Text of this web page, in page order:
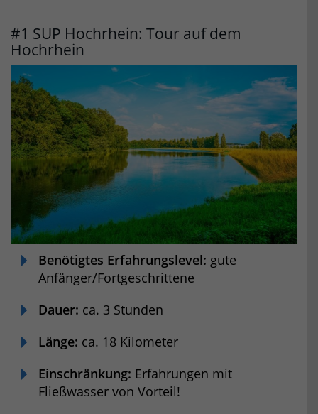
#1 SUP Hochrhein: Tour auf dem
Hochrhein
Benötigtes Erfahrungslevel: gute
Anfänger/Fortgeschrittene
Dauer: ca. 3 Stunden
Länge: ca. 18 Kilometer
Einschränkung: Erfahrungen mit
Fließwasser von Vorteil!